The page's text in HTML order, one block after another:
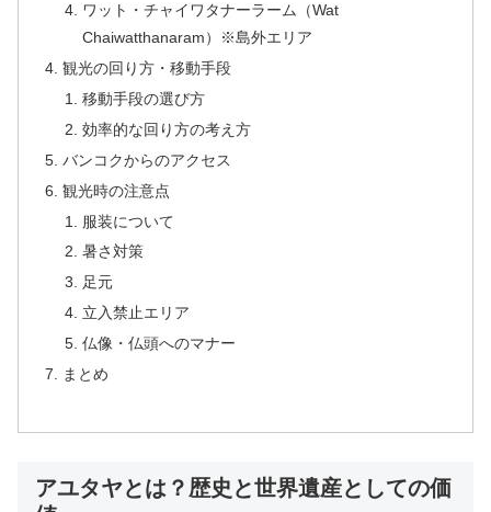
ワット・チャイワタナーラーム（Wat
Chaiwatthanaram）※島外エリア
観光の回り方・移動手段
移動手段の選び方
効率的な回り方の考え方
バンコクからのアクセス
観光時の注意点
服装について
暑さ対策
足元
立入禁止エリア
仏像・仏頭へのマナー
まとめ
アユタヤとは？歴史と世界遺産としての価